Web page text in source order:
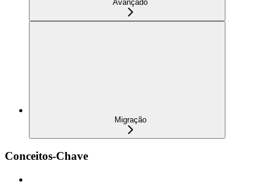
Avançado
Migração
Conceitos-Chave